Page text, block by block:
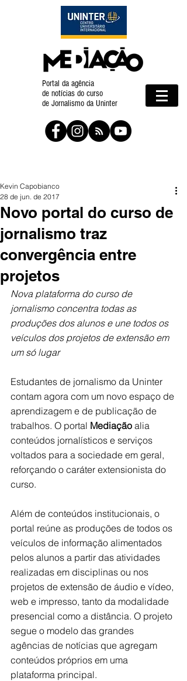
Portal da agência
de notícias do curso
de Jornalismo da Uninter
Novo portal do curso de
jornalismo traz
convergência entre
projetos
Kevin Capobianco
28 de jun. de 2017
Nova plataforma do curso de
jornalismo concentra todas as
produções dos alunos e une todos os
veículos dos projetos de extensão em
um só lugar
Estudantes de jornalismo da Uninter
contam agora com um novo espaço de
aprendizagem e de publicação de
trabalhos. O portal Mediação alia
conteúdos jornalísticos e serviços
voltados para a sociedade em geral,
reforçando o caráter extensionista do
curso.
Além de conteúdos institucionais, o
portal reúne as produções de todos os
veículos de informação alimentados
pelos alunos a partir das atividades
realizadas em disciplinas ou nos
projetos de extensão de áudio e vídeo,
web e impresso, tanto da modalidade
presencial como a distância. O projeto
segue o modelo das grandes
agências de notícias que agregam
conteúdos próprios em uma
plataforma principal.